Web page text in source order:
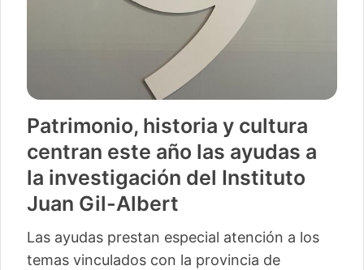
Patrimonio, historia y cultura
centran este año las ayudas a
la investigación del Instituto
Juan Gil-Albert
Las ayudas prestan especial atención a los
temas vinculados con la provincia de